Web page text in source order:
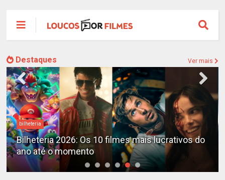
Destaques Ver mais
bilheteria
Bilheteria 2026: Os 10 filmes mais lucrativos do
ano até o momento